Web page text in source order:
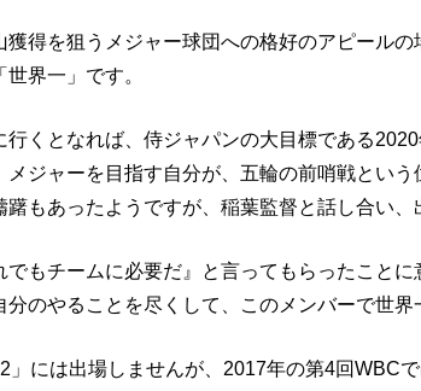
獲得を狙うメジャー球団への格好のアピールの
界一」です。
行くとなれば、侍ジャパンの大目標である
メジャーを目指す自分が、五輪の前哨戦という
もあったようですが、稲葉監督と話し合い、
でもチームに必要だ』と言ってもらったこと
分のやることを尽くして、このメンバーで世界
」には出場しませんが、2017年の第4回WBC